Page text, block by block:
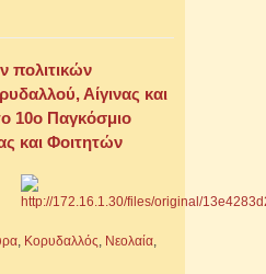
πολιτικών
Αίγινας και
10ο Παγκόσμιο
και Φοιτητών
, Κορυδαλλός, Νεολαία,